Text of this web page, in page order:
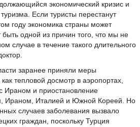
экономический кризис и
Если туристы перестанут
году экономика страны может
быть одной из причин того, что мы не
случае в течение такого длительного
заранее приняли меры
тепловой досмотр в аэропортах,
Ираном и приостановление
Ираном, Италией и Южной Кореей. Но
случаев заболевания вызвало
граждан, поскольку Турция